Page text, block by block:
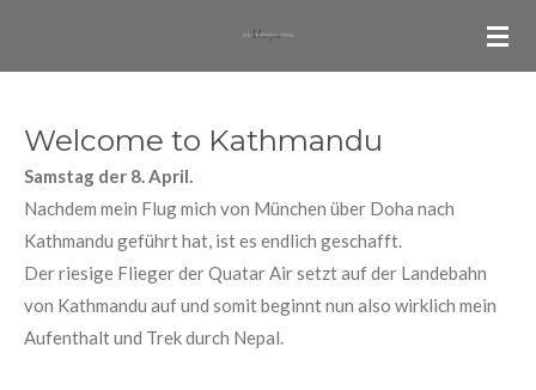
Welcome to Kathmandu
Samstag der 8. April.
Nachdem mein Flug mich von München über Doha nach
Kathmandu geführt hat, ist es endlich geschafft.
Der riesige Flieger der Quatar Air setzt auf der Landebahn
von Kathmandu auf und somit beginnt nun also wirklich mein
Aufenthalt und Trek durch Nepal.